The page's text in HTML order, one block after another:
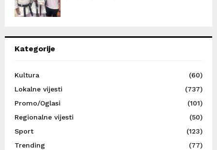
Kategorije
Kultura
(60)
Lokalne vijesti
(737)
Promo/Oglasi
(101)
Regionalne vijesti
(50)
Sport
(123)
Trending
(77)